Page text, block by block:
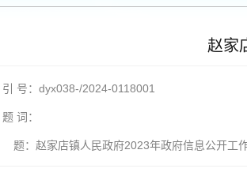
赵家
引 号：dyx038-/2024-0118001
词：
题：赵家店镇人民政府2023年政府信息公开工